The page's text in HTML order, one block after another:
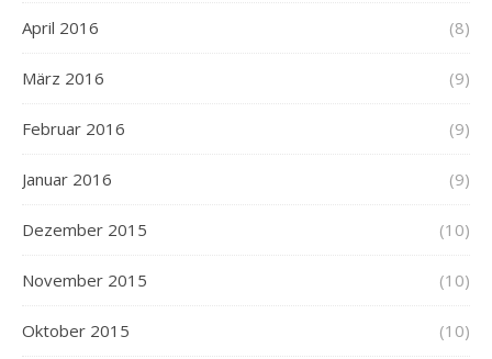
April 2016 (8)
März 2016 (9)
Februar 2016 (9)
Januar 2016 (9)
Dezember 2015 (10)
November 2015 (10)
Oktober 2015 (10)